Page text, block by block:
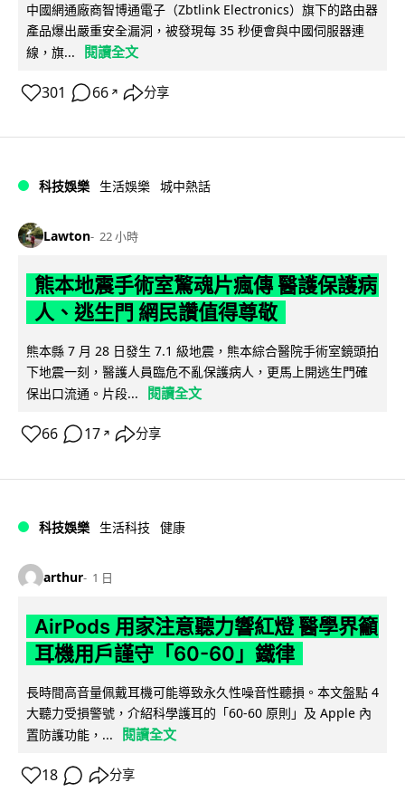
中國網通廠商智博通電子（Zbtlink Electronics）旗下的路由器
產品爆出嚴重安全漏洞，被發現每 35 秒便會與中國伺服器連
線，旗...
閱讀全文
301 66 ↗ 分享
科技娛樂 生活娛樂 城中熱話
Lawton 22 小時
熊本地震手術室驚魂片瘋傳 醫護保護病
人、逃生門 網民讚值得尊敬
熊本縣 7 月 28 日發生 7.1 級地震，熊本綜合醫院手術室鏡頭拍
下地震一刻，醫護人員臨危不亂保護病人，更馬上開逃生門確
保出口流通。片段...
閱讀全文
66 17 ↗ 分享
科技娛樂 生活科技 健康
arthur 1 日
AirPods 用家注意聽力響紅燈 醫學界籲
耳機用戶謹守「60-60」鐵律
長時間高音量佩戴耳機可能導致永久性噪音性聽損。本文盤點 4
大聽力受損警號，介紹科學護耳的「60-60 原則」及 Apple 內
置防護功能，...
閱讀全文
18 分享